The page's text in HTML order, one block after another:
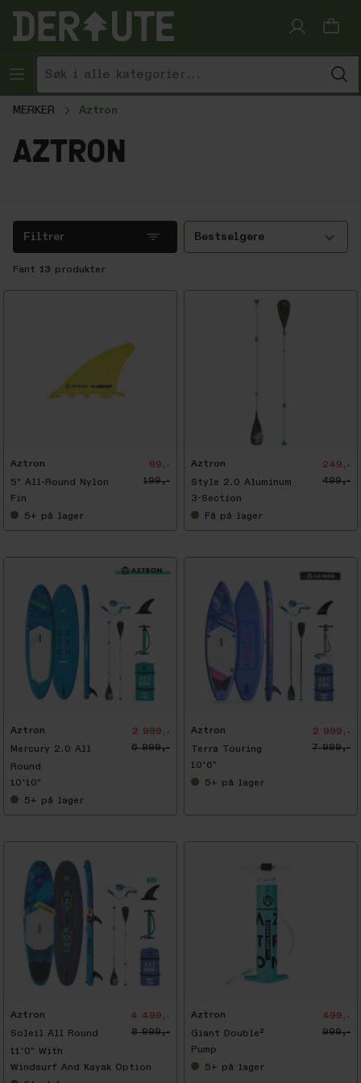
Hopp til innhold
MERKER Aztron
aztron
Filtrer Bestselgere
Fant 13 produkter
Aztron
5" All-Round Nylon
99,-
199,-
Fin
5+ på lager
Aztron
Style 2.0 Aluminum
249,-
499,-
3-Section
Få på lager
Aztron
Mercury 2.0 All
Round
2 999,-
6 999,-
10'10"
5+ på lager
Aztron
Terra Touring
2 999,-
7 999,-
10'6"
5+ på lager
Aztron
Soleil All Round
11'0" With
4 499,-
8 999,-
Windsurf And Kayak Option
Aztron
Giant Double²
499,-
999,-
Pump
5+ på lager